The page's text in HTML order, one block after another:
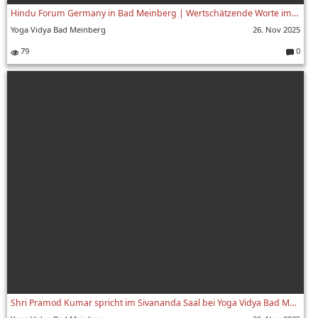
Hindu Forum Germany in Bad Meinberg | Wertschätzende Worte im Yoga Vidya Satsang | Oktober 2025
Yoga Vidya Bad Meinberg
26. Nov 2025
79
0
Shri Pramod Kumar spricht im Sivananda Saal bei Yoga Vidya Bad Meinberg